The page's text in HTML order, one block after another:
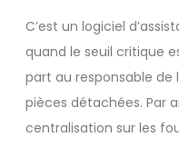
C’est un logiciel
quand le seuil critique
part au responsable de
pièces détachées. Par
centralisation sur les